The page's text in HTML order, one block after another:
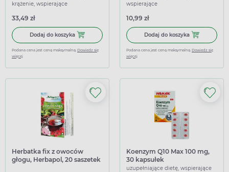
krążenie, wspierające
33,49 zł
Dodaj do koszyka Dodaj do koszyka Głóg, Colfarm, 90 tabletek powlekanych
Podana cena jest ceną maksymalną. Dowiedz się
więcej
wspierające
10,99 zł
Dodaj do koszyka Dodaj do
Podana cena jest ceną maksymalną. Dowiedz się
więcej
Herbatka fix z owoców
głogu, Herbapol, 20 saszetek
Koenzym Q10 Max 100 mg,
30 kapsułek
uzupełniające dietę, wspierające